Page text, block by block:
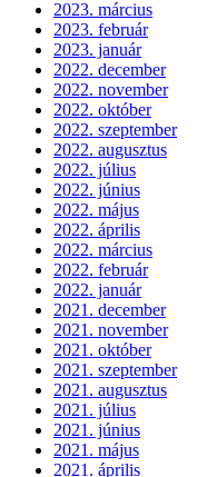
2023. március
2023. február
2023. január
2022. december
2022. november
2022. október
2022. szeptember
2022. augusztus
2022. július
2022. június
2022. május
2022. április
2022. március
2022. február
2022. január
2021. december
2021. november
2021. október
2021. szeptember
2021. augusztus
2021. július
2021. június
2021. május
2021. április